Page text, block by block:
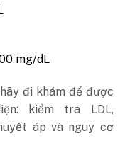
mg/dL
đi khám để được
kiểm tra LDL,
áp và nguy cơ